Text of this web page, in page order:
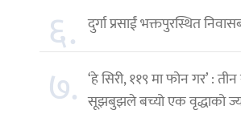
६. दुर्गा प्रसाईं भक्तपुरस्थित
७. ‘हे सिरी, ११९ मा फोन गर’ :
सूझबुझले बच्यो एक वृद्धाको